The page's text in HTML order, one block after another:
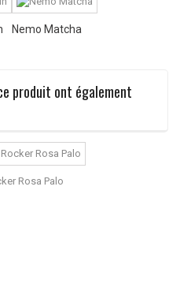
Nemo Matcha
produit ont également
Rosa Palo